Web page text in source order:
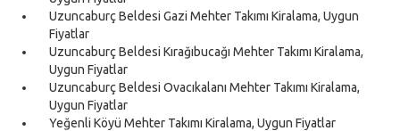
Uzuncaburç Beldesi Gazi Mehter Takımı Kiralama, Uygun
Fiyatlar
Uzuncaburç Beldesi Kırağıbucağı Mehter Takımı Kiralama,
Uygun Fiyatlar
Uzuncaburç Beldesi Ovacıkalanı Mehter Takımı Kiralama,
Uygun Fiyatlar
Yeğenli Köyü Mehter Takımı Kiralama, Uygun Fiyatlar